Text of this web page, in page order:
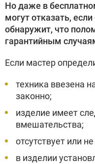
Но даже в
могут отказать,
обнаружит, что
гарантийным
Если мастер
техника ввезена
законно;
изделие имеет
вмешательства;
отсутствует или
в изделии